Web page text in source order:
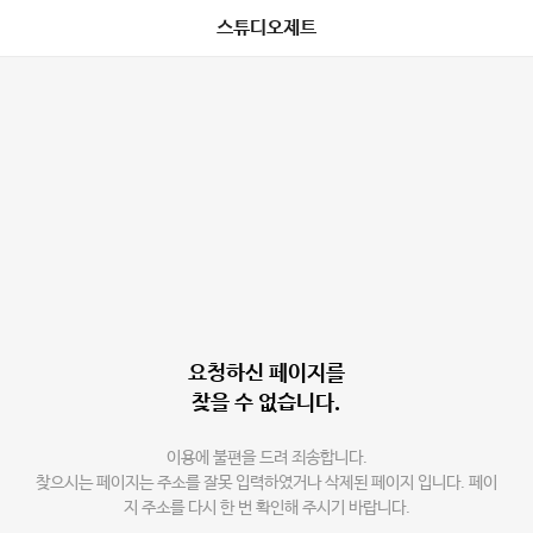
스튜디오제트
요청하신 페이지를
찾을 수 없습니다.
이용에 불편을 드려 죄송합니다.
찾으시는 페이지는 주소를 잘못 입력하였거나 삭제된 페이지 입니다. 페이
지 주소를 다시 한 번 확인해 주시기 바랍니다.